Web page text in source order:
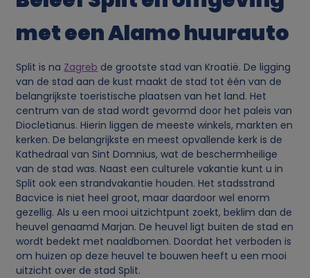
met een Alamo huurauto
Split is na Zagreb de grootste stad van Kroatië. De ligging
van de stad aan de kust maakt de stad tot één van de
belangrijkste toeristische plaatsen van het land. Het
centrum van de stad wordt gevormd door het paleis van
Diocletianus. Hierin liggen de meeste winkels, markten en
kerken. De belangrijkste en meest opvallende kerk is de
Kathedraal van Sint Domnius, wat de beschermheilige
van de stad was. Naast een culturele vakantie kunt u in
Split ook een strandvakantie houden. Het stadsstrand
Bacvice is niet heel groot, maar daardoor wel enorm
gezellig. Als u een mooi uitzichtpunt zoekt, beklim dan de
heuvel genaamd Marjan. De heuvel ligt buiten de stad en
wordt bedekt met naaldbomen. Doordat het verboden is
om huizen op deze heuvel te bouwen heeft u een mooi
uitzicht over de stad Split.
n
c
o
o
k
i
e
s